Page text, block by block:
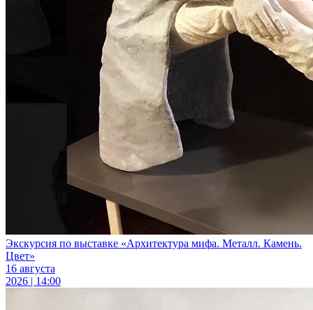
Экскурсия по выставке «Архитектура мифа. Металл. Камень.
Цвет»
16 августа
2026 | 14:00